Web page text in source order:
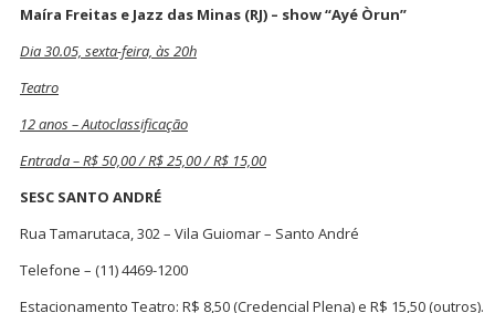
Maíra Freitas e Jazz das Minas (RJ) – show “Ayé Òrun”
Dia 30.05, sexta-feira, às 20h
Teatro
12 anos – Autoclassificação
Entrada – R$ 50,00 / R$ 25,00 / R$ 15,00
SESC SANTO ANDRÉ
Rua Tamarutaca, 302 – Vila Guiomar – Santo André
Telefone – (11) 4469-1200
Estacionamento Teatro: R$ 8,50 (Credencial Plena) e R$ 15,50 (outros).